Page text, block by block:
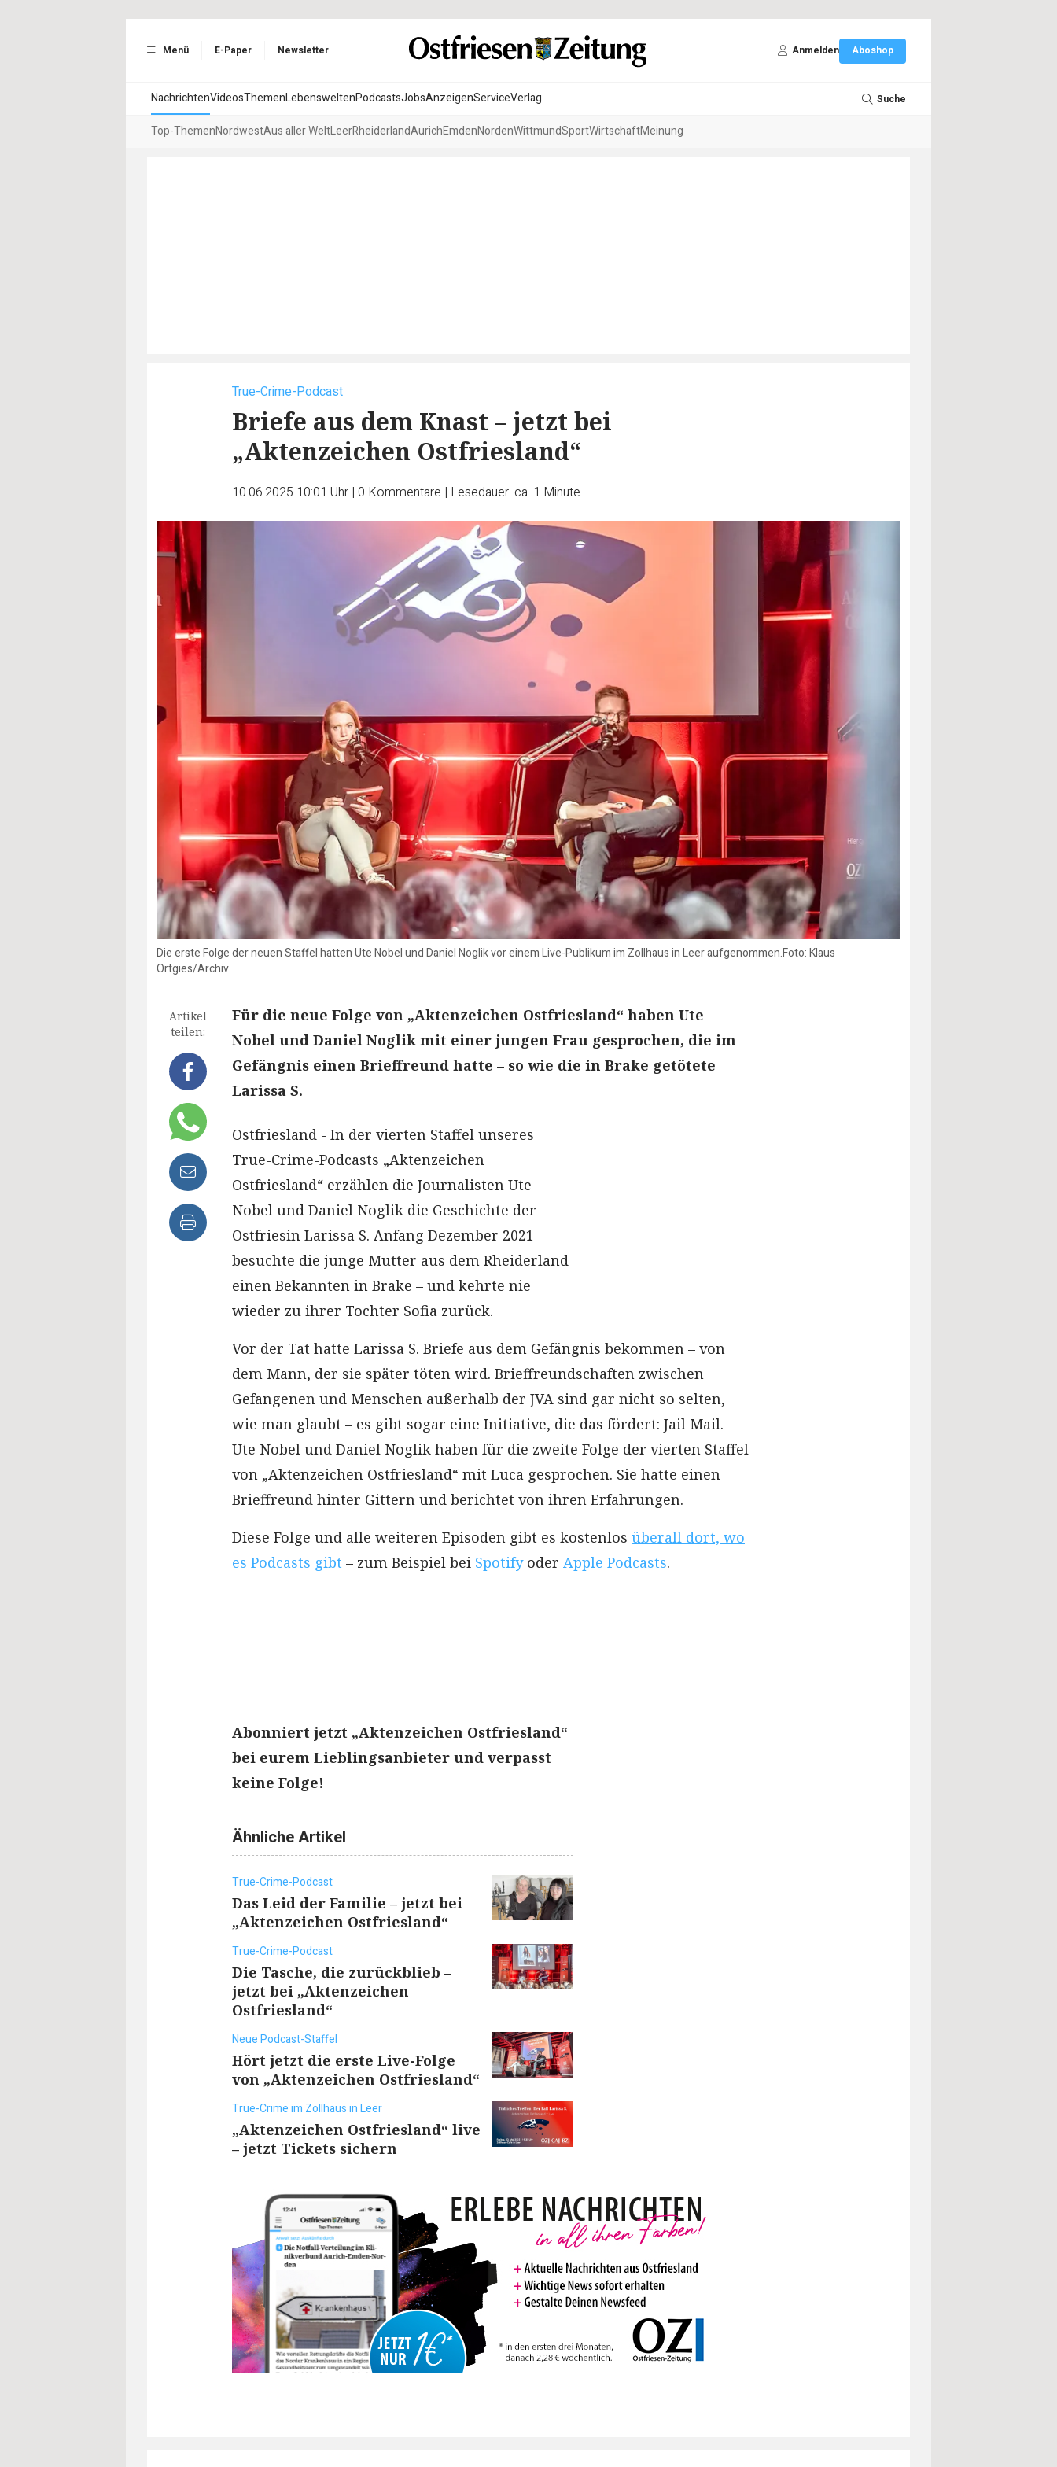
Menü E-Paper Newsletter Anmelden Aboshop
NachrichtenVideosThemenLebensweltenPodcastsJobsAnzeigenServiceVerlag Suche
Top-ThemenNordwestAus aller WeltLeerRheiderlandAurichEmdenNordenWittmundSportWirtschaftMeinung
True-Crime-Podcast
Briefe aus dem Knast – jetzt bei
„Aktenzeichen Ostfriesland“
10.06.2025 10:01 Uhr | 0 Kommentare | Lesedauer: ca. 1 Minute
Die erste Folge der neuen Staffel hatten Ute Nobel und Daniel Noglik vor einem Live-Publikum im Zollhaus in Leer aufgenommen.Foto: Klaus
Ortgies/Archiv
Artikel
teilen:
Für die neue Folge von „Aktenzeichen Ostfriesland“ haben Ute
Nobel und Daniel Noglik mit einer jungen Frau gesprochen, die im
Gefängnis einen Brieffreund hatte – so wie die in Brake getötete
Larissa S.
Ostfriesland - In der vierten Staffel unseres
True-Crime-Podcasts „Aktenzeichen
Ostfriesland“ erzählen die Journalisten Ute
Nobel und Daniel Noglik die Geschichte der
Ostfriesin Larissa S. Anfang Dezember 2021
besuchte die junge Mutter aus dem Rheiderland
einen Bekannten in Brake – und kehrte nie
wieder zu ihrer Tochter Sofia zurück.
Vor der Tat hatte Larissa S. Briefe aus dem Gefängnis bekommen – von
dem Mann, der sie später töten wird. Brieffreundschaften zwischen
Gefangenen und Menschen außerhalb der JVA sind gar nicht so selten,
wie man glaubt – es gibt sogar eine Initiative, die das fördert: Jail Mail.
Ute Nobel und Daniel Noglik haben für die zweite Folge der vierten Staffel
von „Aktenzeichen Ostfriesland“ mit Luca gesprochen. Sie hatte einen
Brieffreund hinter Gittern und berichtet von ihren Erfahrungen.
Diese Folge und alle weiteren Episoden gibt es kostenlos überall dort, wo
es Podcasts gibt – zum Beispiel bei Spotifyoder Apple Podcasts.
Abonniert jetzt „Aktenzeichen Ostfriesland“
bei eurem Lieblingsanbieter und verpasst
keine Folge!
Ähnliche Artikel
True-Crime-Podcast
Das Leid der Familie – jetzt bei
„Aktenzeichen Ostfriesland“
True-Crime-Podcast
Die Tasche, die zurückblieb –
jetzt bei „Aktenzeichen
Ostfriesland“
Neue Podcast-Staffel
Hört jetzt die erste Live-Folge
von „Aktenzeichen Ostfriesland“
True-Crime im Zollhaus in Leer
„Aktenzeichen Ostfriesland“ live
– jetzt Tickets sichern